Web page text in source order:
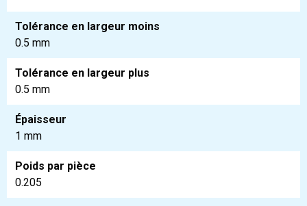
Tolérance en largeur moins
0.5 mm
Tolérance en largeur plus
0.5 mm
Épaisseur
1 mm
Poids par pièce
0.205